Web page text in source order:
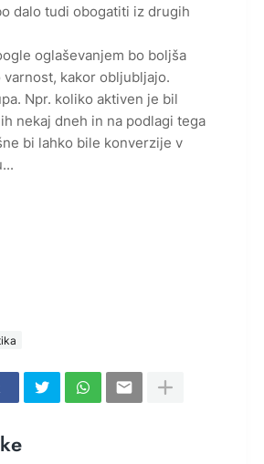
dalo tudi obogatiti iz drugih
oglaševanjem bo boljša
varnost, kakor obljubljajo.
Npr. koliko aktiven je bil
nekaj dneh in na podlagi tega
bi lahko bile konverzije v